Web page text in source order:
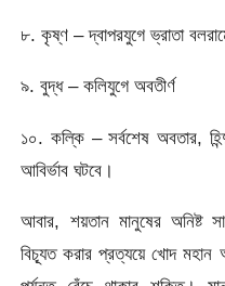
৮. কৃষ্ণ – দ্বাপরযুগে ভ্রাতা
৯. বুদ্ধ – কলিযুগে অবতীর্ণ
১০. কল্কি – সর্বশেষ অবতার,
আবির্ভাব ঘটবে।
আবার, শয়তান মানুষের অনিষ্ট
বিচ্যূত করার প্রত্যয়ে খোদ মহান